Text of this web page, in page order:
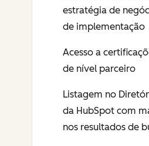
estratégia de
de implementação
Acesso a
de nível parceiro
Listagem no
da HubSpot com
nos resultados de